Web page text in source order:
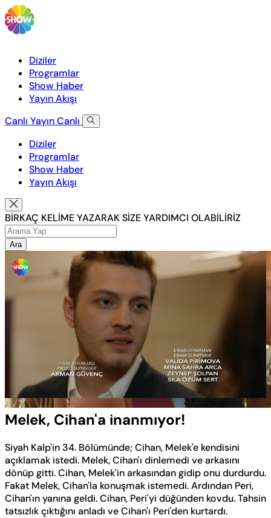
Diziler
Programlar
Show Haber
Yayın Akışı
Canlı YayınCanlı
Diziler
Programlar
Show Haber
Yayın Akışı
BİRKAÇ KELİME YAZARAK SİZE YARDIMCI OLABİLİRİZ
Ara
Aç
Yüklendi:
40.43%
Hızı
Melek, Cihan'a inanmıyor!
Siyah Kalp'in 34. Bölümünde; Cihan, Melek'e kendisini
açıklamak istedi. Melek, Cihan'ı dinlemedi ve arkasını
dönüp gitti. Cihan, Melek'in arkasından gidip onu durdurdu.
Fakat Melek, Cihan'la konuşmak istemedi. Ardından Peri,
Cihan'ın yanına geldi. Cihan, Peri'yi düğünden kovdu. Tahsin
tatsızlık çıktığını anladı ve Cihan'ı Peri'den kurtardı.